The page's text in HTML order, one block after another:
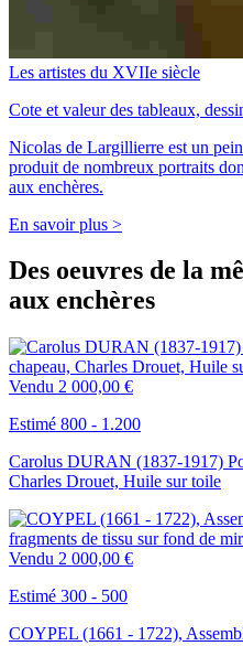
Les artistes du XVIIe siècle
Cote et valeur des tableaux,
Nicolas de Largillierre est un
produit de nombreux portraits
aux enchères.
En savoir plus >
Des oeuvres de la
aux enchères
Vendu 2 000,00 €
Estimé 800 - 1.200
Carolus DURAN (1837-1917)
Charles Drouet, Huile sur toile
Vendu 2 000,00 €
Estimé 300 - 500
COYPEL (1661 - 1722),